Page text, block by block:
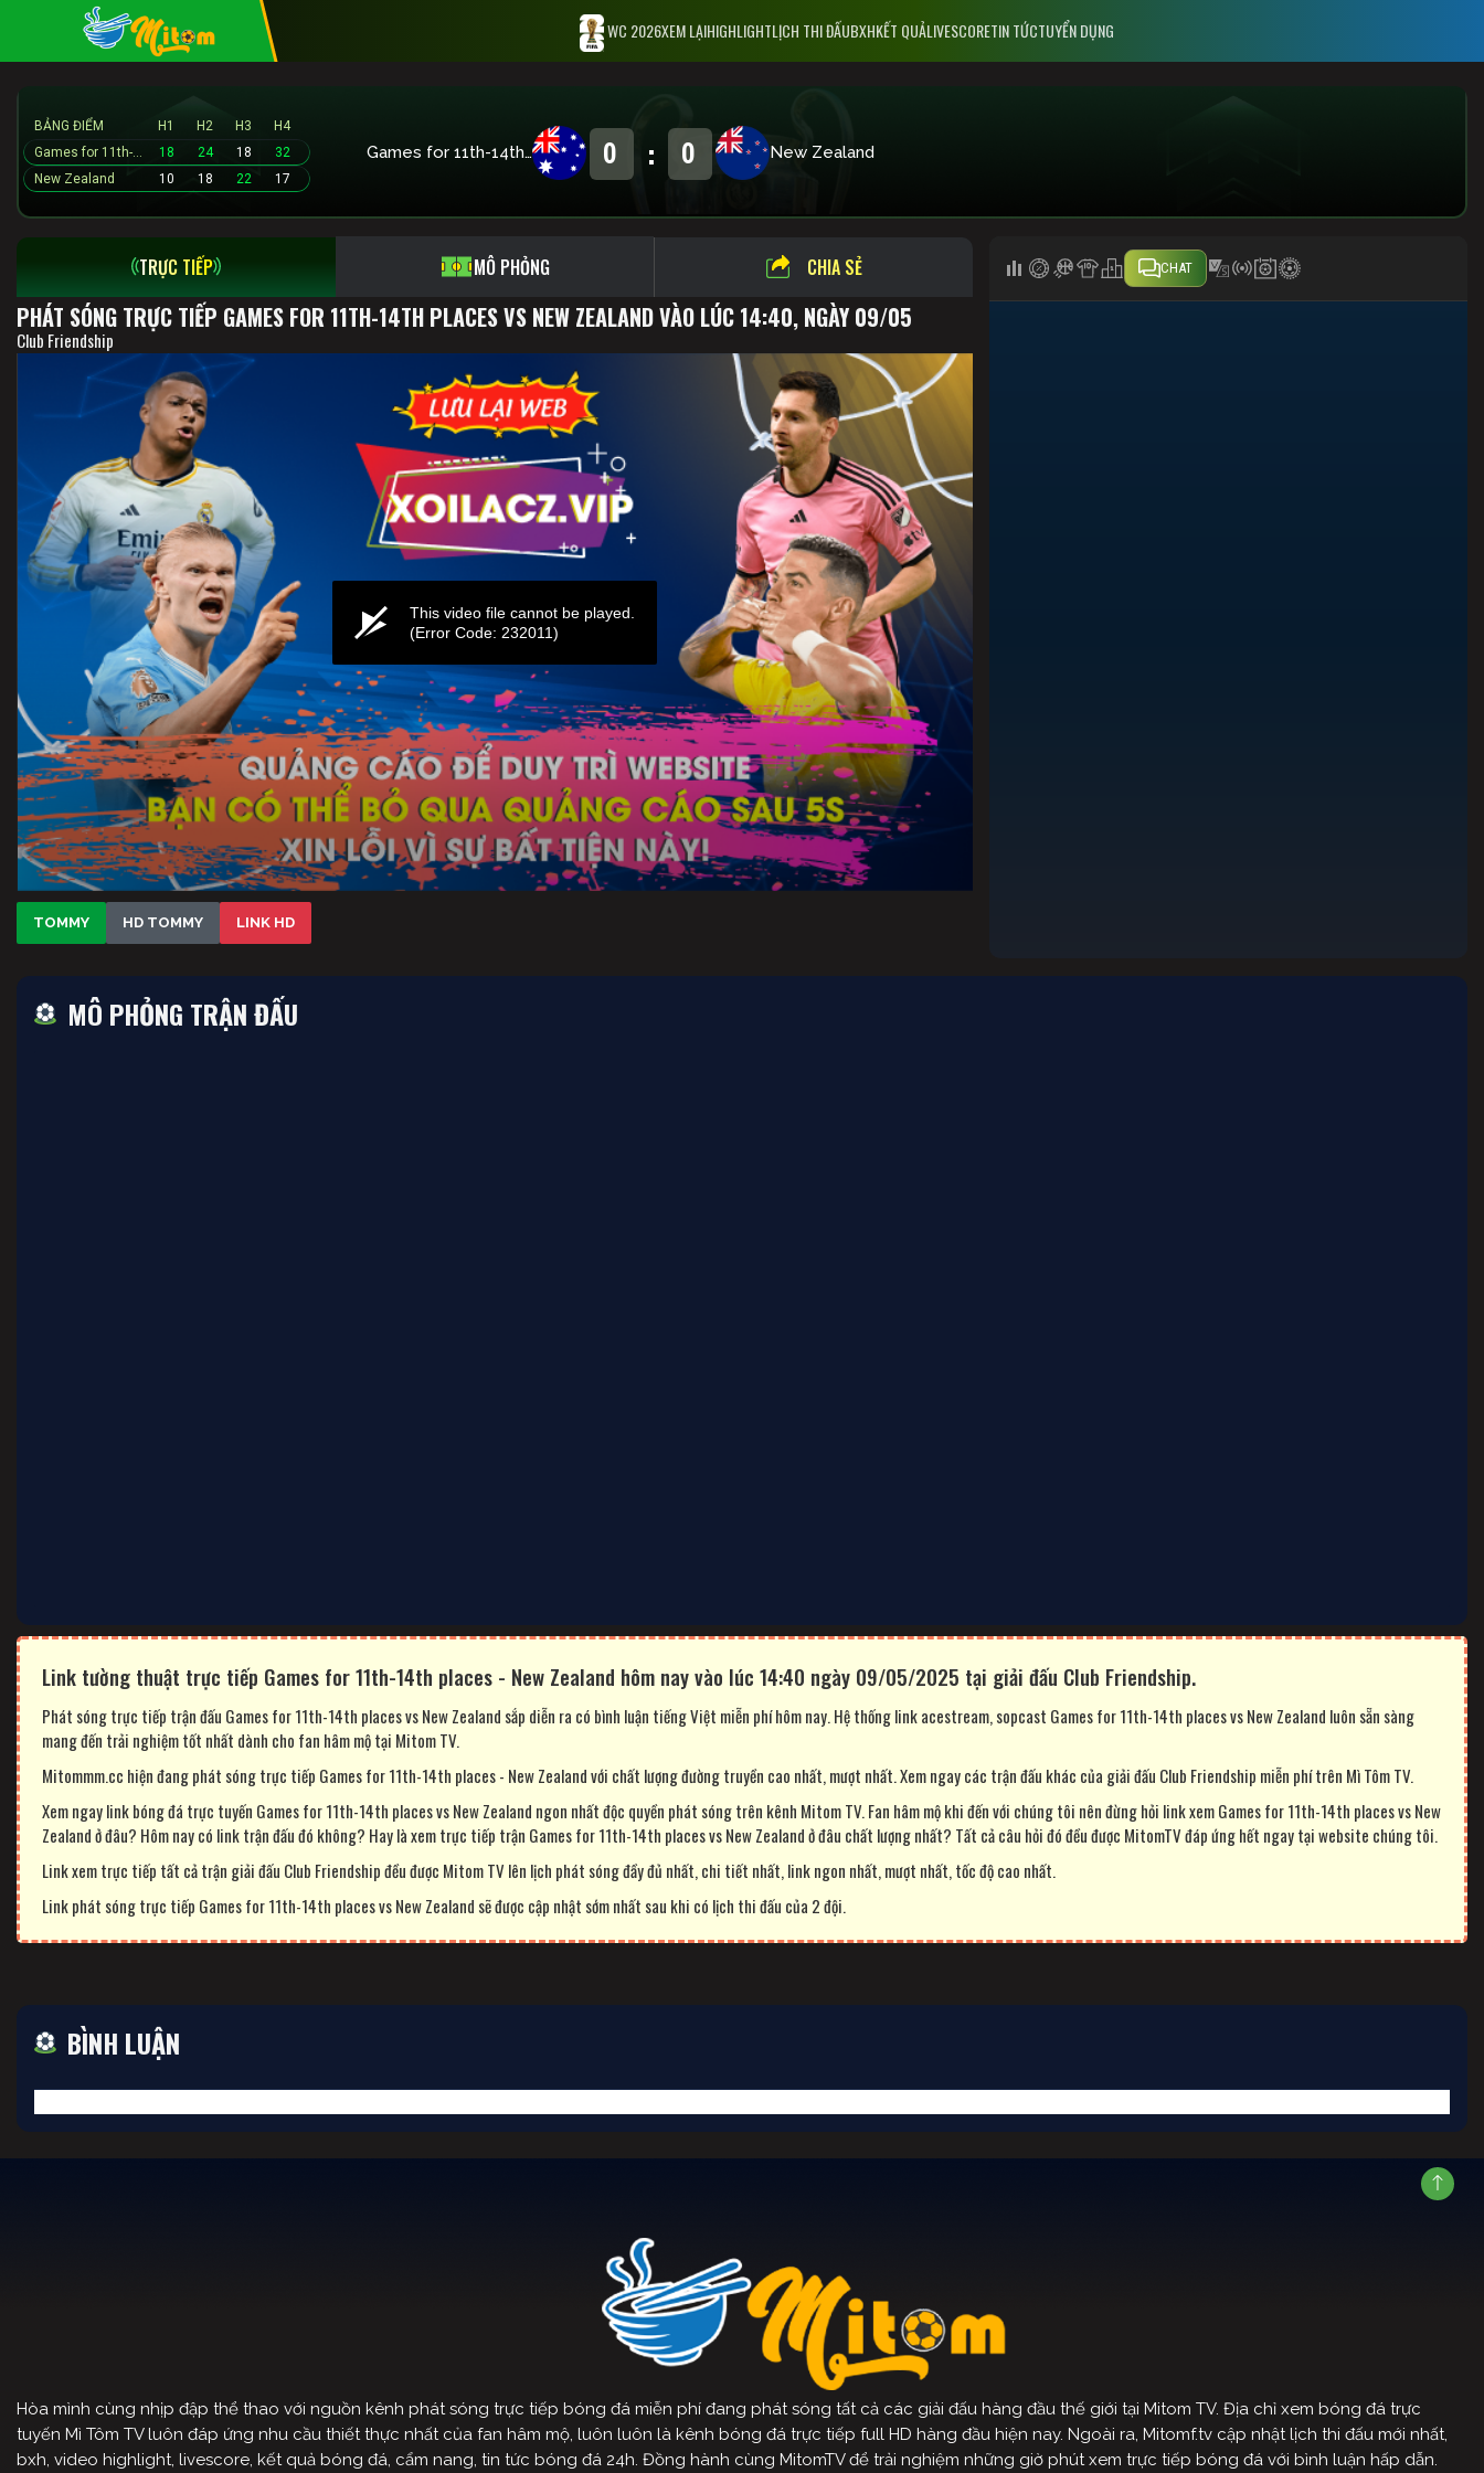
WC 2026XEM LẠIHIGHLIGHTLỊCH THI ĐẤUBXHKẾT QUẢLIVESCORETIN TỨCTUYỂN DỤNG
BẢNG ĐIỂM H1 H2 H3
H4
Games for 11th-14th places
18 24 18
32
New Zealand
10 18 22 17
Games for 11th-14th places 0 : 0 New Zealand
TRỰC TIẾP MÔ PHỎNG CHIA SẺ
PHÁT SÓNG TRỰC TIẾP GAMES FOR 11TH-14TH PLACES VS NEW ZEALAND VÀO LÚC 14:40, NGÀY 09/05
Club Friendship
TOMMY HD TOMMY LINK HD
CHAT
MÔ PHỎNG TRẬN ĐẤU
Link tường thuật trực tiếp Games for 11th-14th places - New Zealand hôm nay vào lúc 14:40 ngày 09/05/2025 tại giải đấu Club Friendship.
Phát sóng trực tiếp trận đấu Games for 11th-14th places vs New Zealand sắp diễn ra có bình luận tiếng Việt miễn phí hôm nay. Hệ thống link acestream, sopcast Games for 11th-14th places vs New Zealand luôn sẵn sàng
mang đến trải nghiệm tốt nhất dành cho fan hâm mộ tại Mitom TV.
Mitommm.cc hiện đang phát sóng trực tiếp Games for 11th-14th places - New Zealand với chất lượng đường truyền cao nhất, mượt nhất. Xem ngay các trận đấu khác của giải đấu Club Friendship miễn phí trên Mì Tôm TV.
Xem ngay link bóng đá trực tuyến Games for 11th-14th places vs New Zealand ngon nhất độc quyền phát sóng trên kênh Mitom TV. Fan hâm mộ khi đến với chúng tôi nên đừng hỏi link xem Games for 11th-14th places vs New
Zealand ở đâu? Hôm nay có link trận đấu đó không? Hay là xem trực tiếp trận Games for 11th-14th places vs New Zealand ở đâu chất lượng nhất? Tất cả câu hỏi đó đều được MitomTV đáp ứng hết ngay tại website chúng tôi.
Link xem trực tiếp tất cả trận giải đấu Club Friendship đều được Mitom TV lên lịch phát sóng đầy đủ nhất, chi tiết nhất, link ngon nhất, mượt nhất, tốc độ cao nhất.
Link phát sóng trực tiếp Games for 11th-14th places vs New Zealand sẽ được cập nhật sớm nhất sau khi có lịch thi đấu của 2 đội.
BÌNH LUẬN
Hòa mình cùng nhịp đập thể thao với nguồn kênh phát sóng trực tiếp bóng đá miễn phí đang phát sóng tất cả các giải đấu hàng đầu thế giới tại Mitom TV. Địa chỉ xem bóng đá trực
tuyến Mì Tôm TV luôn đáp ứng nhu cầu thiết thực nhất của fan hâm mộ, luôn luôn là kênh bóng đá trực tiếp full HD hàng đầu hiện nay. Ngoài ra, Mitomf.tv cập nhật lịch thi đấu mới nhất,
bxh, video highlight, livescore, kết quả bóng đá, cẩm nang, tin tức bóng đá 24h. Đồng hành cùng MitomTV để trải nghiệm những giờ phút xem trực tiếp bóng đá với bình luận hấp dẫn.